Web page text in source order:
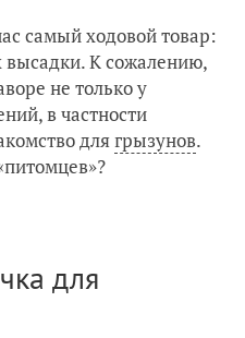
самый ходовой товар:
высадки. К сожалению,
не только у
в частности
длягрызунов.
для